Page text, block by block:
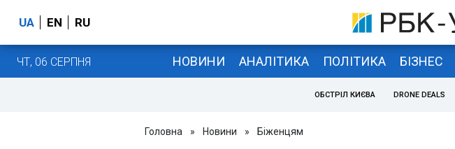
UA EN RU
ЧТ, 06 СЕРПНЯ НОВИНИ АНАЛІТИКА ПОЛІТИКА БІЗНЕС
ОБСТРІЛ КИЄВА DRONE DEALS
Головна » Новини » Біженцям